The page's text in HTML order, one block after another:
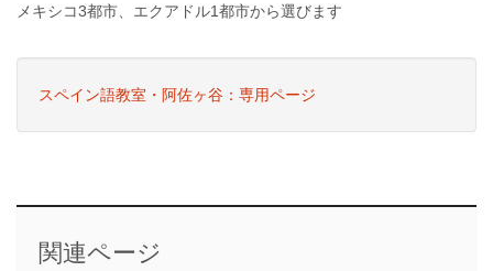
メキシコ3都市、エクアドル1都市から選びます
スペイン語教室・阿佐ヶ谷：専用ページ
関連ページ